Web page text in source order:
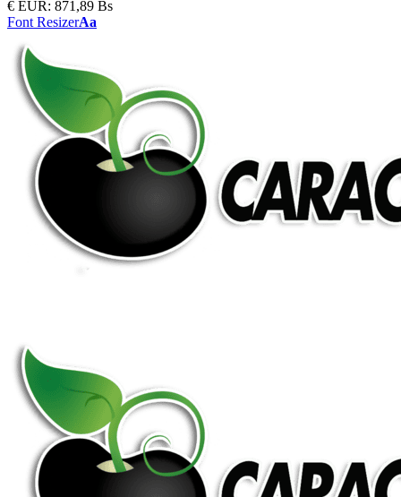
€ EUR: 871,89 Bs
Font ResizerAa